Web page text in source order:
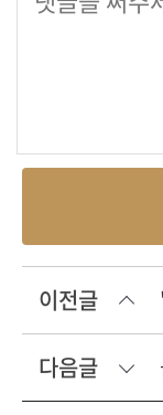
이전글
다음글